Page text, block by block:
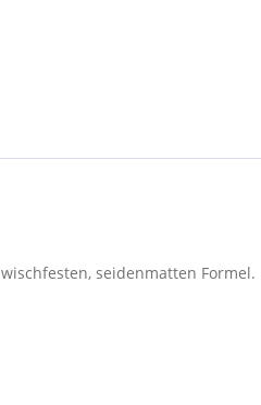
seidenmatten Formel.